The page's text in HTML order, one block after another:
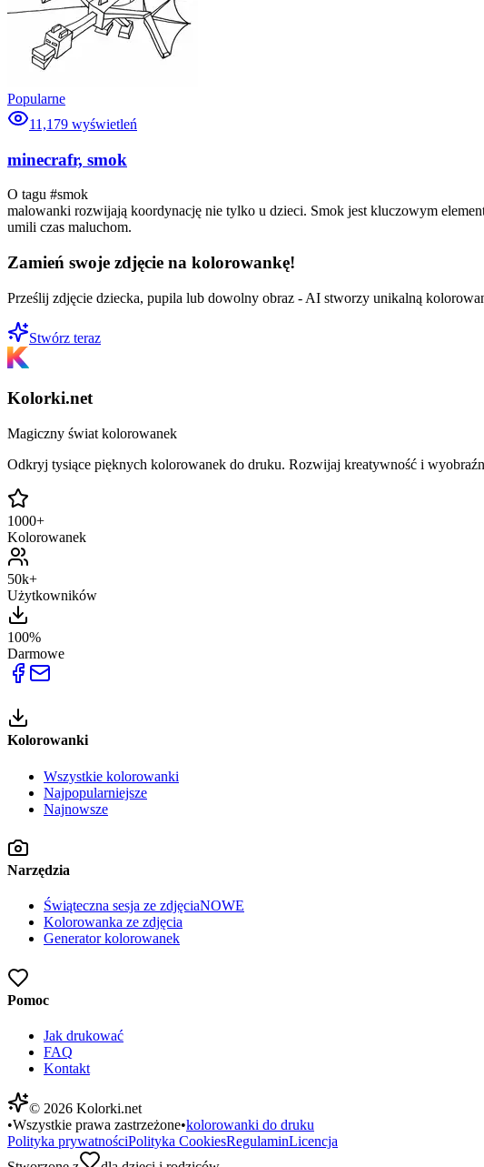
Popularne
11,179 wyświetleń
minecrafr, smok
O tagu #smok
malowanki rozwijają koordynację nie tylko u dzieci. Smok jest kluczowym
umili czas maluchom.
Zamień swoje zdjęcie na kolorowankę!
Prześlij zdjęcie dziecka, pupila lub dowolny obraz - AI stworzy unikalną
Stwórz teraz
Kolorki.net
Magiczny świat kolorowanek
Odkryj tysiące pięknych kolorowanek do druku. Rozwijaj kreatywność i
1000+
Kolorowanek
50k+
Użytkowników
100%
Darmowe
Kolorowanki
Wszystkie kolorowanki
Najpopularniejsze
Najnowsze
Narzędzia
Świąteczna sesja ze zdjęciaNOWE
Kolorowanka ze zdjęcia
Generator kolorowanek
Pomoc
Jak drukować
FAQ
Kontakt
© 2026 Kolorki.net
•Wszystkie prawa zastrzeżone•kolorowanki do druku
Polityka prywatnościPolityka CookiesRegulaminLicencja